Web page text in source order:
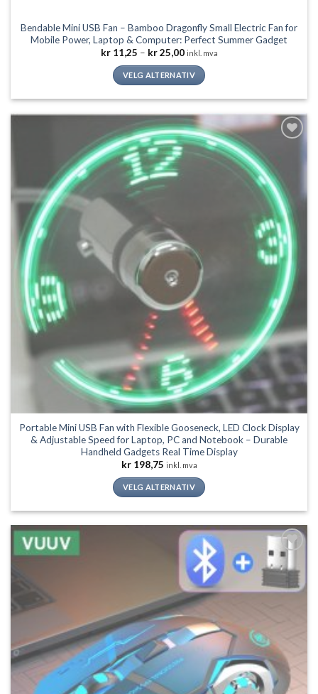
Bendable Mini USB Fan – Bamboo Dragonfly Small Electric Fan for
Mobile Power, Laptop & Computer: Perfect Summer Gadget
kr11,25 – kr25,00Prisområde:
til
kr 25,00
inkl. mva
VELG ALTERNATIV
har
flere
varianter.
Alternativene
kan
produktsiden
ønskeliste
Portable Mini USB Fan with Flexible Gooseneck, LED Clock Display
& Adjustable Speed for Laptop, PC and Notebook – Durable
Handheld Gadgets Real Time Display
kr198,75 inkl. mva
VELG ALTERNATIV
varianter.
Alternativene
kan
velges
på
produktsiden
Legg til
ønskeliste